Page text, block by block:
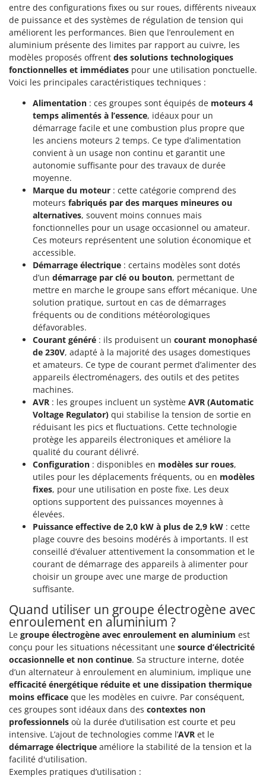
Machines pour la transformation des fruits
Machines sous vide
Motobineuses
Motoculteurs
Motofaucheuses
Moulins à céréales électriques
Moulins à farine
Nettoyeurs et Balais à vapeur
Nettoyeurs haute pression
Nettoyeurs tapis, moquettes et tapisseries
Peignes vibreurs et Secoueurs à olives
Pelles rétros pour tracteur
Perches Élagueuses
Pétrins à Spirale
Piscines
Planteuses de pommes de terre pour tracteur
Plateaux de coupe pour tracteur
Plumeuses
Pompes d'irrigation à tracteur
Pompes de transfert
Pompes immergées électriques
Postes à souder
Poussoirs à saucisse
Presses à pellets
Pressoirs à fruits
Pressoirs à Raisin
Pulvérisateurs
Pulvérisateurs portés
Rafraîchisseurs d'air par évaporation
Rampes de chargement en aluminium
Râpes à fromage électriques
Râteaux pour tracteur
Remplisseuses
Robots nettoyeurs de piscine
Robots Tondeuses
Rogneuses de souches
Rouleaux pour tracteur
S
Scies à os
Famur
FARMER
FBC
Ferrari Group
Ferroni
Ferrua
FIAC
FIEM
Fimar
FINI
Fiorentini
Fiskars
Flymo
Fontana Forni
Forest Master
Francini
G3 Ferrari
Gardena
Garofalo
GeoTech
GeoTech Pro
Gierre
Ginko - MGM
Gipeco
Girmi
GRAEF
Gre
GreenBay
Greenworks
GRIFO
GVS
GYS
H
Hailo
Helvi
Henx
HiKOKI
Honda
I
Idromatic
Il-Tec
Imperia
Infaco
entre des configurations fixes ou sur roues, différents niveaux
de puissance et des systèmes de régulation de tension qui
améliorent les performances. Bien que l’enroulement en
aluminium présente des limites par rapport au cuivre, les
modèles proposés offrent des solutions technologiques
fonctionnelles et immédiates pour une utilisation ponctuelle.
Voici les principales caractéristiques techniques :
Alimentation : ces groupes sont équipés de moteurs 4
temps alimentés à l’essence, idéaux pour un
démarrage facile et une combustion plus propre que
les anciens moteurs 2 temps. Ce type d’alimentation
convient à un usage non continu et garantit une
autonomie suffisante pour des travaux de durée
moyenne.
Marque du moteur : cette catégorie comprend des
moteurs fabriqués par des marques mineures ou
alternatives, souvent moins connues mais
fonctionnelles pour un usage occasionnel ou amateur.
Ces moteurs représentent une solution économique et
accessible.
Démarrage électrique : certains modèles sont dotés
d’un démarrage par clé ou bouton, permettant de
mettre en marche le groupe sans effort mécanique. Une
solution pratique, surtout en cas de démarrages
fréquents ou de conditions météorologiques
défavorables.
Courant généré : ils produisent un courant monophasé
de 230V, adapté à la majorité des usages domestiques
et amateurs. Ce type de courant permet d’alimenter des
appareils électroménagers, des outils et des petites
machines.
AVR : les groupes incluent un système AVR (Automatic
Voltage Regulator) qui stabilise la tension de sortie en
réduisant les pics et fluctuations. Cette technologie
protège les appareils électroniques et améliore la
qualité du courant délivré.
Configuration : disponibles en modèles sur roues,
utiles pour les déplacements fréquents, ou en modèles
fixes, pour une utilisation en poste fixe. Les deux
options supportent des puissances moyennes à
élevées.
Puissance effective de 2,0 kW à plus de 2,9 kW : cette
plage couvre des besoins modérés à importants. Il est
conseillé d’évaluer attentivement la consommation et le
courant de démarrage des appareils à alimenter pour
choisir un groupe avec une marge de production
suffisante.
Quand utiliser un groupe électrogène avec
enroulement en aluminium ?
Le groupe électrogène avec enroulement en aluminium est
conçu pour les situations nécessitant une source d’électricité
occasionnelle et non continue. Sa structure interne, dotée
d’un alternateur à enroulement en aluminium, implique une
efficacité énergétique réduite et une dissipation thermique
moins efficace que les modèles en cuivre. Par conséquent,
ces groupes sont idéaux dans des contextes non
professionnels où la durée d’utilisation est courte et peu
intensive. L’ajout de technologies comme l’AVR et le
démarrage électrique améliore la stabilité de la tension et la
facilité d'utilisation.
Exemples pratiques d’utilisation :